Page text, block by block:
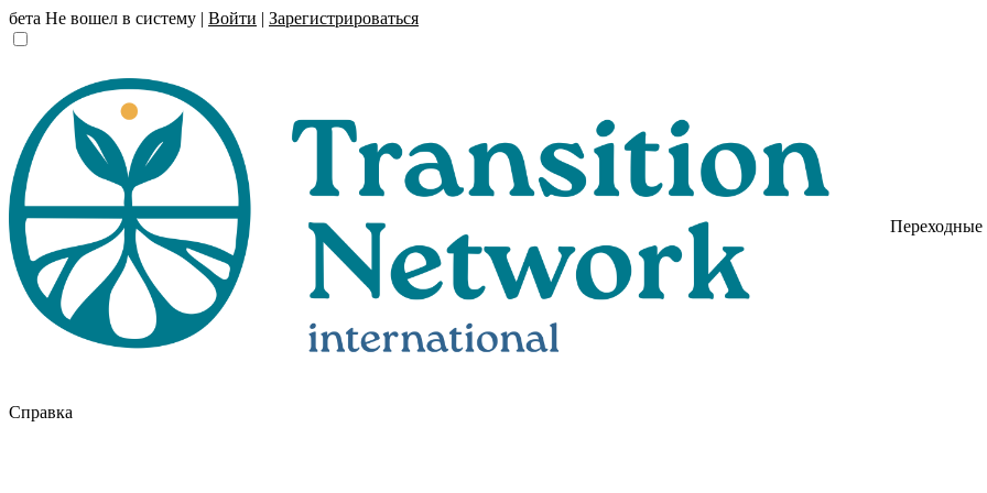
бета Не вошел в систему | Войти | Зарегистрироваться
Справка